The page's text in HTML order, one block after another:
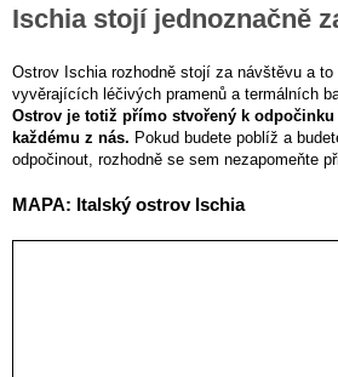
Ischia stojí jednoznačně
Ostrov Ischia rozhodně stojí za návštěvu a
vyvěrajících léčivých pramenů a termálních
Ostrov je totiž přímo stvořený k
každému z nás. Pokud budete poblíž a
odpočinout, rozhodně se sem nezapomeňte
MAPA: Italský ostrov Ischia